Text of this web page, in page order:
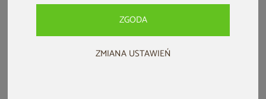
ZGODA
ZMIANA USTAWIEŃ
Meble ogrodowe aluminiowe Ibiza 150
cm Black / Black 6+1